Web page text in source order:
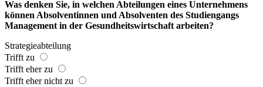
Was denken Sie, in welchen Abteilungen eines Unternehmens
können Absolventinnen und Absolventen des Studiengangs
Management in der Gesundheitswirtschaft arbeiten?
Strategieabteilung
Trifft zu
Trifft eher zu
Trifft eher nicht zu